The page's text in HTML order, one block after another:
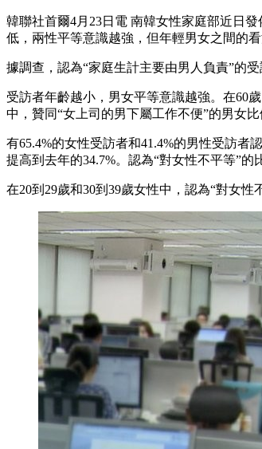
韓聯社首爾4月23日電 南韓女性家庭部近日
低，兩性平等意識越強，但年輕男女之間的看
據調查，認為“家庭生計主要由男人負責”的
受訪者年齡越小，男女平等意識越強。在60
中，贊同“女上司的男下屬工作不便”的男女比
有65.4%的女性受訪者和41.4%的男性受訪者
提高到去年的34.7%。認為“對女性不平等”的
在20到29歲和30到39歲女性中，認為“對女性